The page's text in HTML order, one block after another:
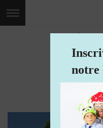
Les
Voyagez